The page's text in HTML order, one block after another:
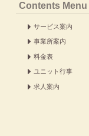
Contents Menu
サービス案内
事業所案内
料金表
ユニット行事
求人案内